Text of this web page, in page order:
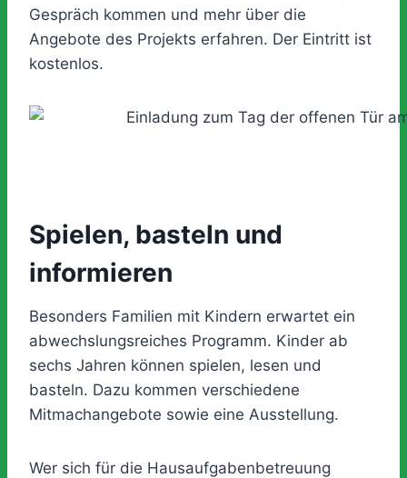
Gespräch kommen und mehr über die
Angebote des Projekts erfahren. Der Eintritt ist
kostenlos.
Spielen, basteln und
informieren
Besonders Familien mit Kindern erwartet ein
abwechslungsreiches Programm. Kinder ab
sechs Jahren können spielen, lesen und
basteln. Dazu kommen verschiedene
Mitmachangebote sowie eine Ausstellung.
Wer sich für die Hausaufgabenbetreuung